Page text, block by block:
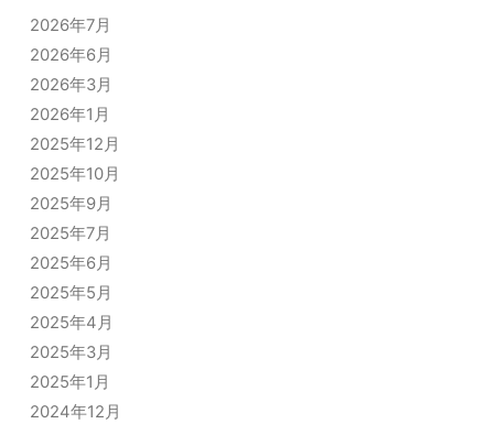
2026年7月
2026年6月
2026年3月
2026年1月
2025年12月
2025年10月
2025年9月
2025年7月
2025年6月
2025年5月
2025年4月
2025年3月
2025年1月
2024年12月